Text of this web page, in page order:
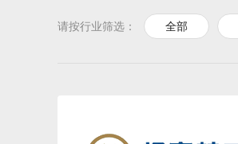
请按行业筛选： 全部